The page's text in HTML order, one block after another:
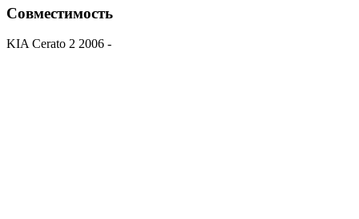
Совместимость
KIA Cerato 2 2006 -